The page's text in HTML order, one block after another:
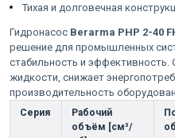
Тихая и долговечная
Гидронасос Berarma PHP 2-40
решение для промышленных
стабильность и
жидкости, снижает
производительность
Серия
Рабочий
объём [см³/